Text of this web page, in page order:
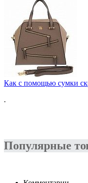
Как с помощью сумки
.
Популярные